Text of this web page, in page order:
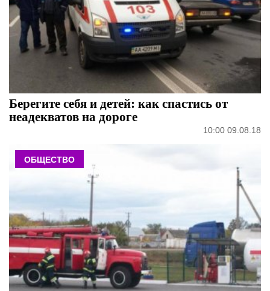
Берегите себя и детей: как спастись от
неадекватов на дороге
10:00 09.08.18
ОБЩЕСТВО